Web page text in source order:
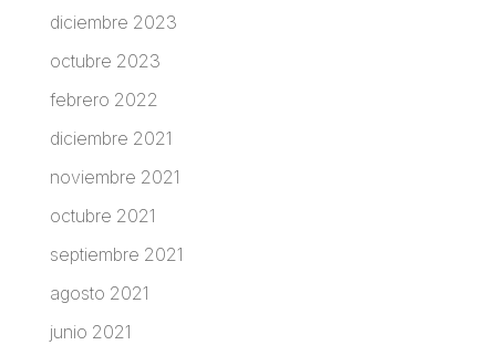
diciembre 2023
octubre 2023
febrero 2022
diciembre 2021
noviembre 2021
octubre 2021
septiembre 2021
agosto 2021
junio 2021